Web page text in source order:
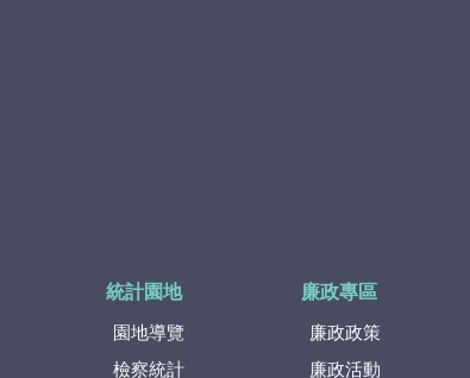
統計園地
園地導覽
檢察統計
廉政專區
廉政政策
廉政活動